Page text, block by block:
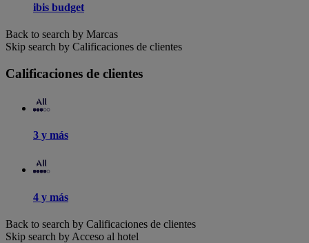
ibis budget
Back to search by Marcas
Skip search by Calificaciones de clientes
Calificaciones de clientes
3 y más
4 y más
Back to search by Calificaciones de clientes
Skip search by Acceso al hotel